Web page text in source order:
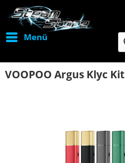
Menü
VOOPOO Argus Klyc Kit